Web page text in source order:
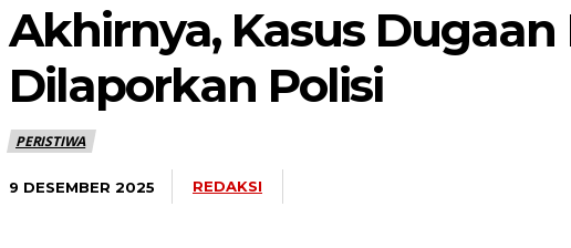
Akhirnya, Kasus
Dilaporkan Polisi
PERISTIWA
9 DESEMBER 2025 REDAKSI